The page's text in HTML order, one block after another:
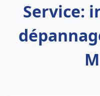
Service: